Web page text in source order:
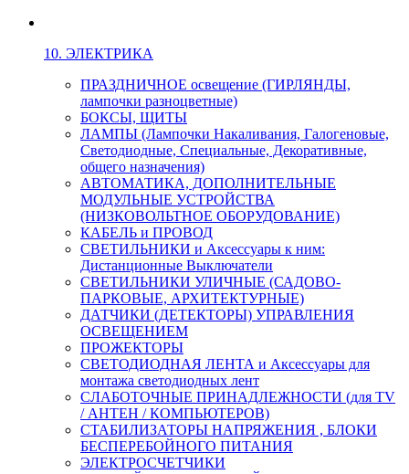
10. ЭЛЕКТРИКА
ПРАЗДНИЧНОЕ освещение (ГИРЛЯНДЫ,
лампочки разноцветные)
БОКСЫ, ЩИТЫ
ЛАМПЫ (Лампочки Накаливания, Галогеновые,
Светодиодные, Специальные, Декоративные,
общего назначения)
АВТОМАТИКА, ДОПОЛНИТЕЛЬНЫЕ
МОДУЛЬНЫЕ УСТРОЙСТВА
(НИЗКОВОЛЬТНОЕ ОБОРУДОВАНИЕ)
КАБЕЛЬ и ПРОВОД
СВЕТИЛЬНИКИ и Аксессуары к ним:
Дистанционные Выключатели
СВЕТИЛЬНИКИ УЛИЧНЫЕ (САДОВО-
ПАРКОВЫЕ, АРХИТЕКТУРНЫЕ)
ДАТЧИКИ (ДЕТЕКТОРЫ) УПРАВЛЕНИЯ
ОСВЕЩЕНИЕМ
ПРОЖЕКТОРЫ
СВЕТОДИОДНАЯ ЛЕНТА и Аксессуары для
монтажа светодиодных лент
СЛАБОТОЧНЫЕ ПРИНАДЛЕЖНОСТИ (для TV
/ АНТЕН / КОМПЬЮТЕРОВ)
СТАБИЛИЗАТОРЫ НАПРЯЖЕНИЯ , БЛОКИ
БЕСПЕРЕБОЙНОГО ПИТАНИЯ
ЭЛЕКТРОСЧЕТЧИКИ